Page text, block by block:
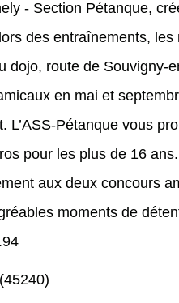
- Section Pétanque,
des entraînements,
dojo, route de Souvigny-
en mai et
L’ASS-Pétanque vous
pour les plus de 16
aux deux concours
moments de